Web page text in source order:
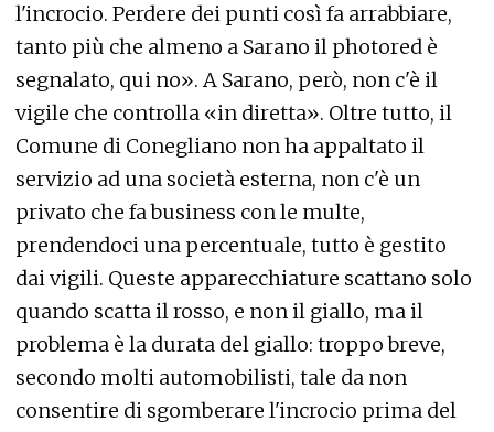
l'incrocio. Perdere dei punti così fa arrabbiare,
tanto più che almeno a Sarano il photored è
segnalato, qui no». A Sarano, però, non c'è il
vigile che controlla «in diretta». Oltre tutto, il
Comune di Conegliano non ha appaltato il
servizio ad una società esterna, non c'è un
privato che fa business con le multe,
prendendoci una percentuale, tutto è gestito
dai vigili. Queste apparecchiature scattano solo
quando scatta il rosso, e non il giallo, ma il
problema è la durata del giallo: troppo breve,
secondo molti automobilisti, tale da non
consentire di sgomberare l'incrocio prima del